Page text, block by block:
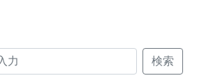
検索